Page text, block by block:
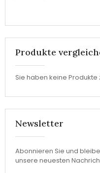
Produkte
Sie haben keine Produkte
Newsletter
Abonnieren Sie und
unsere neuesten